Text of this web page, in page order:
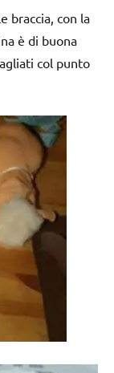
braccia, con la
è di buona
col punto